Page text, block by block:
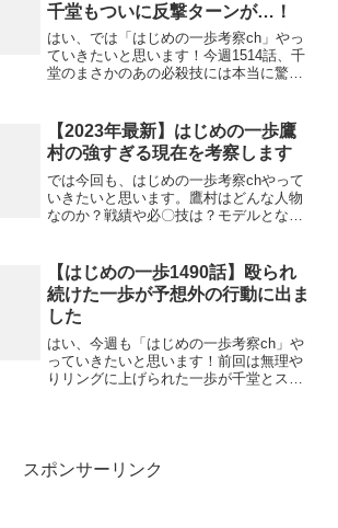
千堂もついに反撃ターンが…！
はい、では「はじめの一歩考察ch」やっ
ていきたいと思います！今週1514話、千
堂のまさかのあの必殺技には本当に驚き
お話の前に先週の流れなんですが、劣勢
続きだった千堂がク...
【2023年最新】はじめの一歩鷹
村の強すぎる現在を考察します
では今回も、はじめの一歩考察chやって
いきたいと思います。鷹村はどんな人物
なのか？戦績や必〇技は？モデルとなっ
など、気になる読者の方は多いのではな
いでしょうか。鷹村は連...
【はじめの一歩1490話】殴られ
続けた一歩が予想外の行動に出ま
した
はい、今週も「はじめの一歩考察ch」や
っていきたいと思います！前回は無理や
りリングに上げられた一歩が千堂とスパ
スポンサーリンク